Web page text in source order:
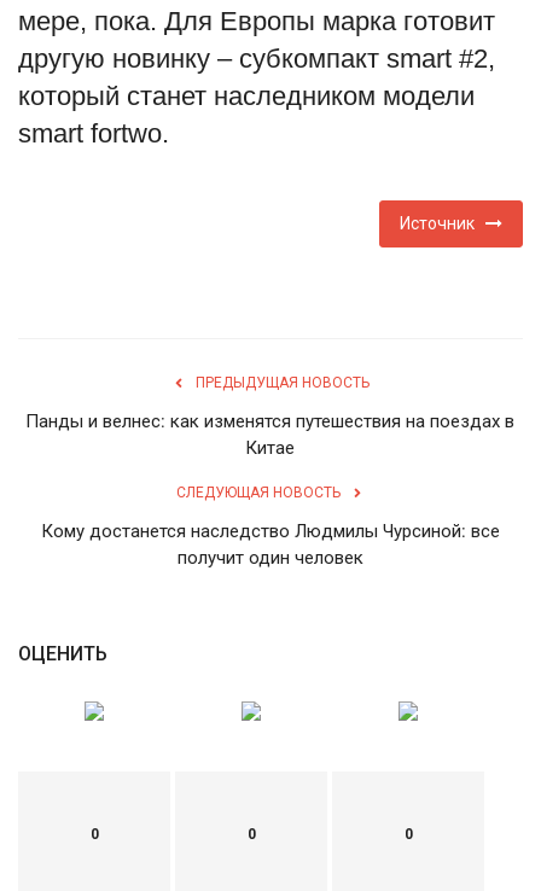
мере, пока. Для Европы марка готовит
другую новинку – субкомпакт smart #2,
который станет наследником модели
smart fortwo.
Источник
ПРЕДЫДУЩАЯ НОВОСТЬ
Панды и велнес: как изменятся путешествия на поездах в
Китае
СЛЕДУЮЩАЯ НОВОСТЬ
Кому достанется наследство Людмилы Чурсиной: все
получит один человек
ОЦЕНИТЬ
0 0 0